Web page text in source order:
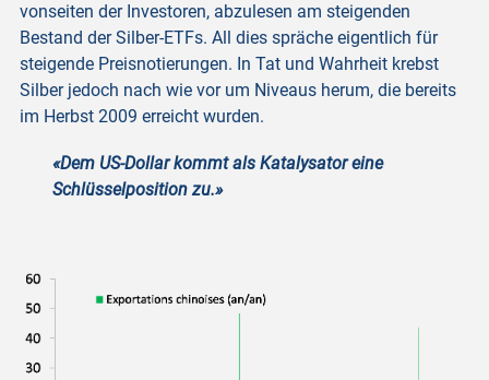
vonseiten der Investoren, abzulesen am steigenden
Bestand der Silber-ETFs. All dies spräche eigentlich für
steigende Preisnotierungen. In Tat und Wahrheit krebst
Silber jedoch nach wie vor um Niveaus herum, die bereits
im Herbst 2009 erreicht wurden.
«Dem US-Dollar kommt als Katalysator eine
Schlüsselposition zu.»